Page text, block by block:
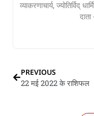
व्याकरणाचार्य, ज्योतिर्विद्
PREVIOUS
22 मई 2022 के राशिफल